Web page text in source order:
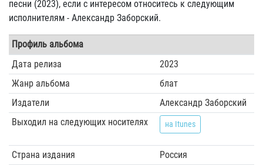
песни (2023), если с интересом относитесь к следующим
исполнителям - Александр Заборский.
Профиль альбома
Дата релиза
2023
Жанр альбома
блат
Издатели
Александр Заборский
Выходил на следующих носителях
на Itunes
Страна издания
Россия